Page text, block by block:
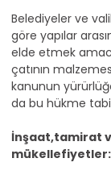
Belediyeler ve
göre yapılar
elde etmek
çatının
kanunun
da bu hükme
İnşaat,tamirat
mükellefiyetler: